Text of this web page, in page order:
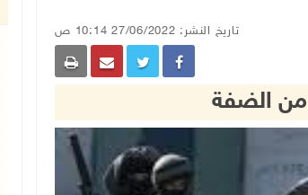
تاريخ النشر: 27/06/2022 10:14 ص